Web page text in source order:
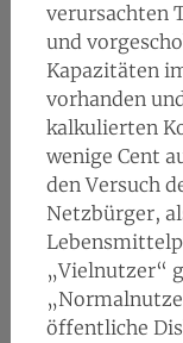
verursachten
und
Kapazitäten
vorhanden
kalkulierten
wenige Cent
den Versuch
Netzbürger,
„Vielnutzer“
öffentliche